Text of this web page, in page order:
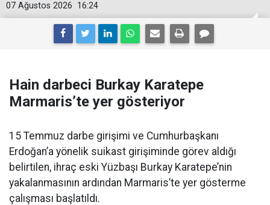
16:24
07 Ağustos 2026
Hain darbeci Burkay Karatepe
Marmaris’te yer gösteriyor
15 Temmuz darbe girişimi ve Cumhurbaşkanı
Erdoğan’a yönelik suikast girişiminde görev aldığı
belirtilen, ihraç eski Yüzbaşı Burkay Karatepe’nin
yakalanmasının ardından Marmaris’te yer gösterme
çalışması başlatıldı.